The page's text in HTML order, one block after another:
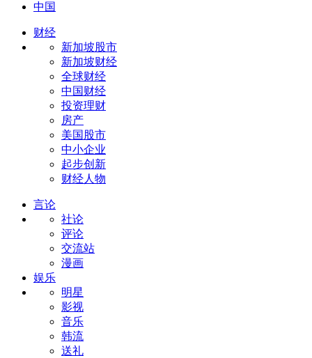
中国
财经
新加坡股市
新加坡财经
全球财经
中国财经
投资理财
房产
美国股市
中小企业
起步创新
财经人物
言论
社论
评论
交流站
漫画
娱乐
明星
影视
音乐
韩流
送礼